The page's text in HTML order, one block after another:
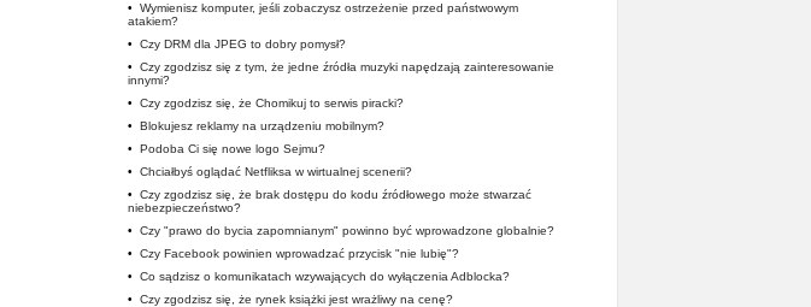
• Wymienisz komputer, jeśli zobaczysz ostrzeżenie przed państwowym
atakiem?
• Czy DRM dla JPEG to dobry pomysł?
• Czy zgodzisz się z tym, że jedne źródła muzyki napędzają zainteresowanie
innymi?
• Czy zgodzisz się, że Chomikuj to serwis piracki?
• Blokujesz reklamy na urządzeniu mobilnym?
• Podoba Ci się nowe logo Sejmu?
• Chciałbyś oglądać Netfliksa w wirtualnej scenerii?
• Czy zgodzisz się, że brak dostępu do kodu źródłowego może stwarzać
niebezpieczeństwo?
• Czy "prawo do bycia zapomnianym" powinno być wprowadzone globalnie?
• Czy Facebook powinien wprowadzać przycisk "nie lubię"?
• Co sądzisz o komunikatach wzywających do wyłączenia Adblocka?
• Czy zgodzisz się, że rynek książki jest wrażliwy na cenę?